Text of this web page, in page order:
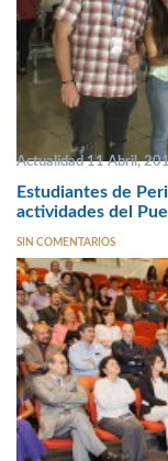
Actualidad 11 Abril,
Estudiantes de
actividades del
SIN COMENTARIOS